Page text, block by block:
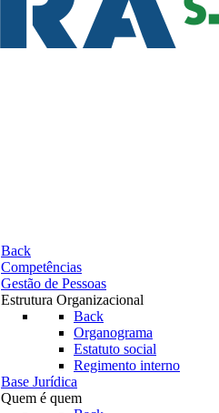
Back
Competências
Gestão de Pessoas
Estrutura Organizacional
Back
Organograma
Estatuto social
Regimento interno
Base Jurídica
Quem é quem